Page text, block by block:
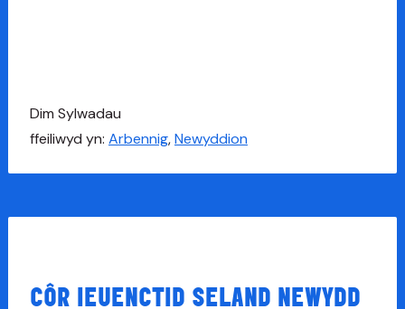
Dim Sylwadau
ffeiliwyd yn: Arbennig,Newyddion
CÔR IEUENCTID SELAND NEWYDD